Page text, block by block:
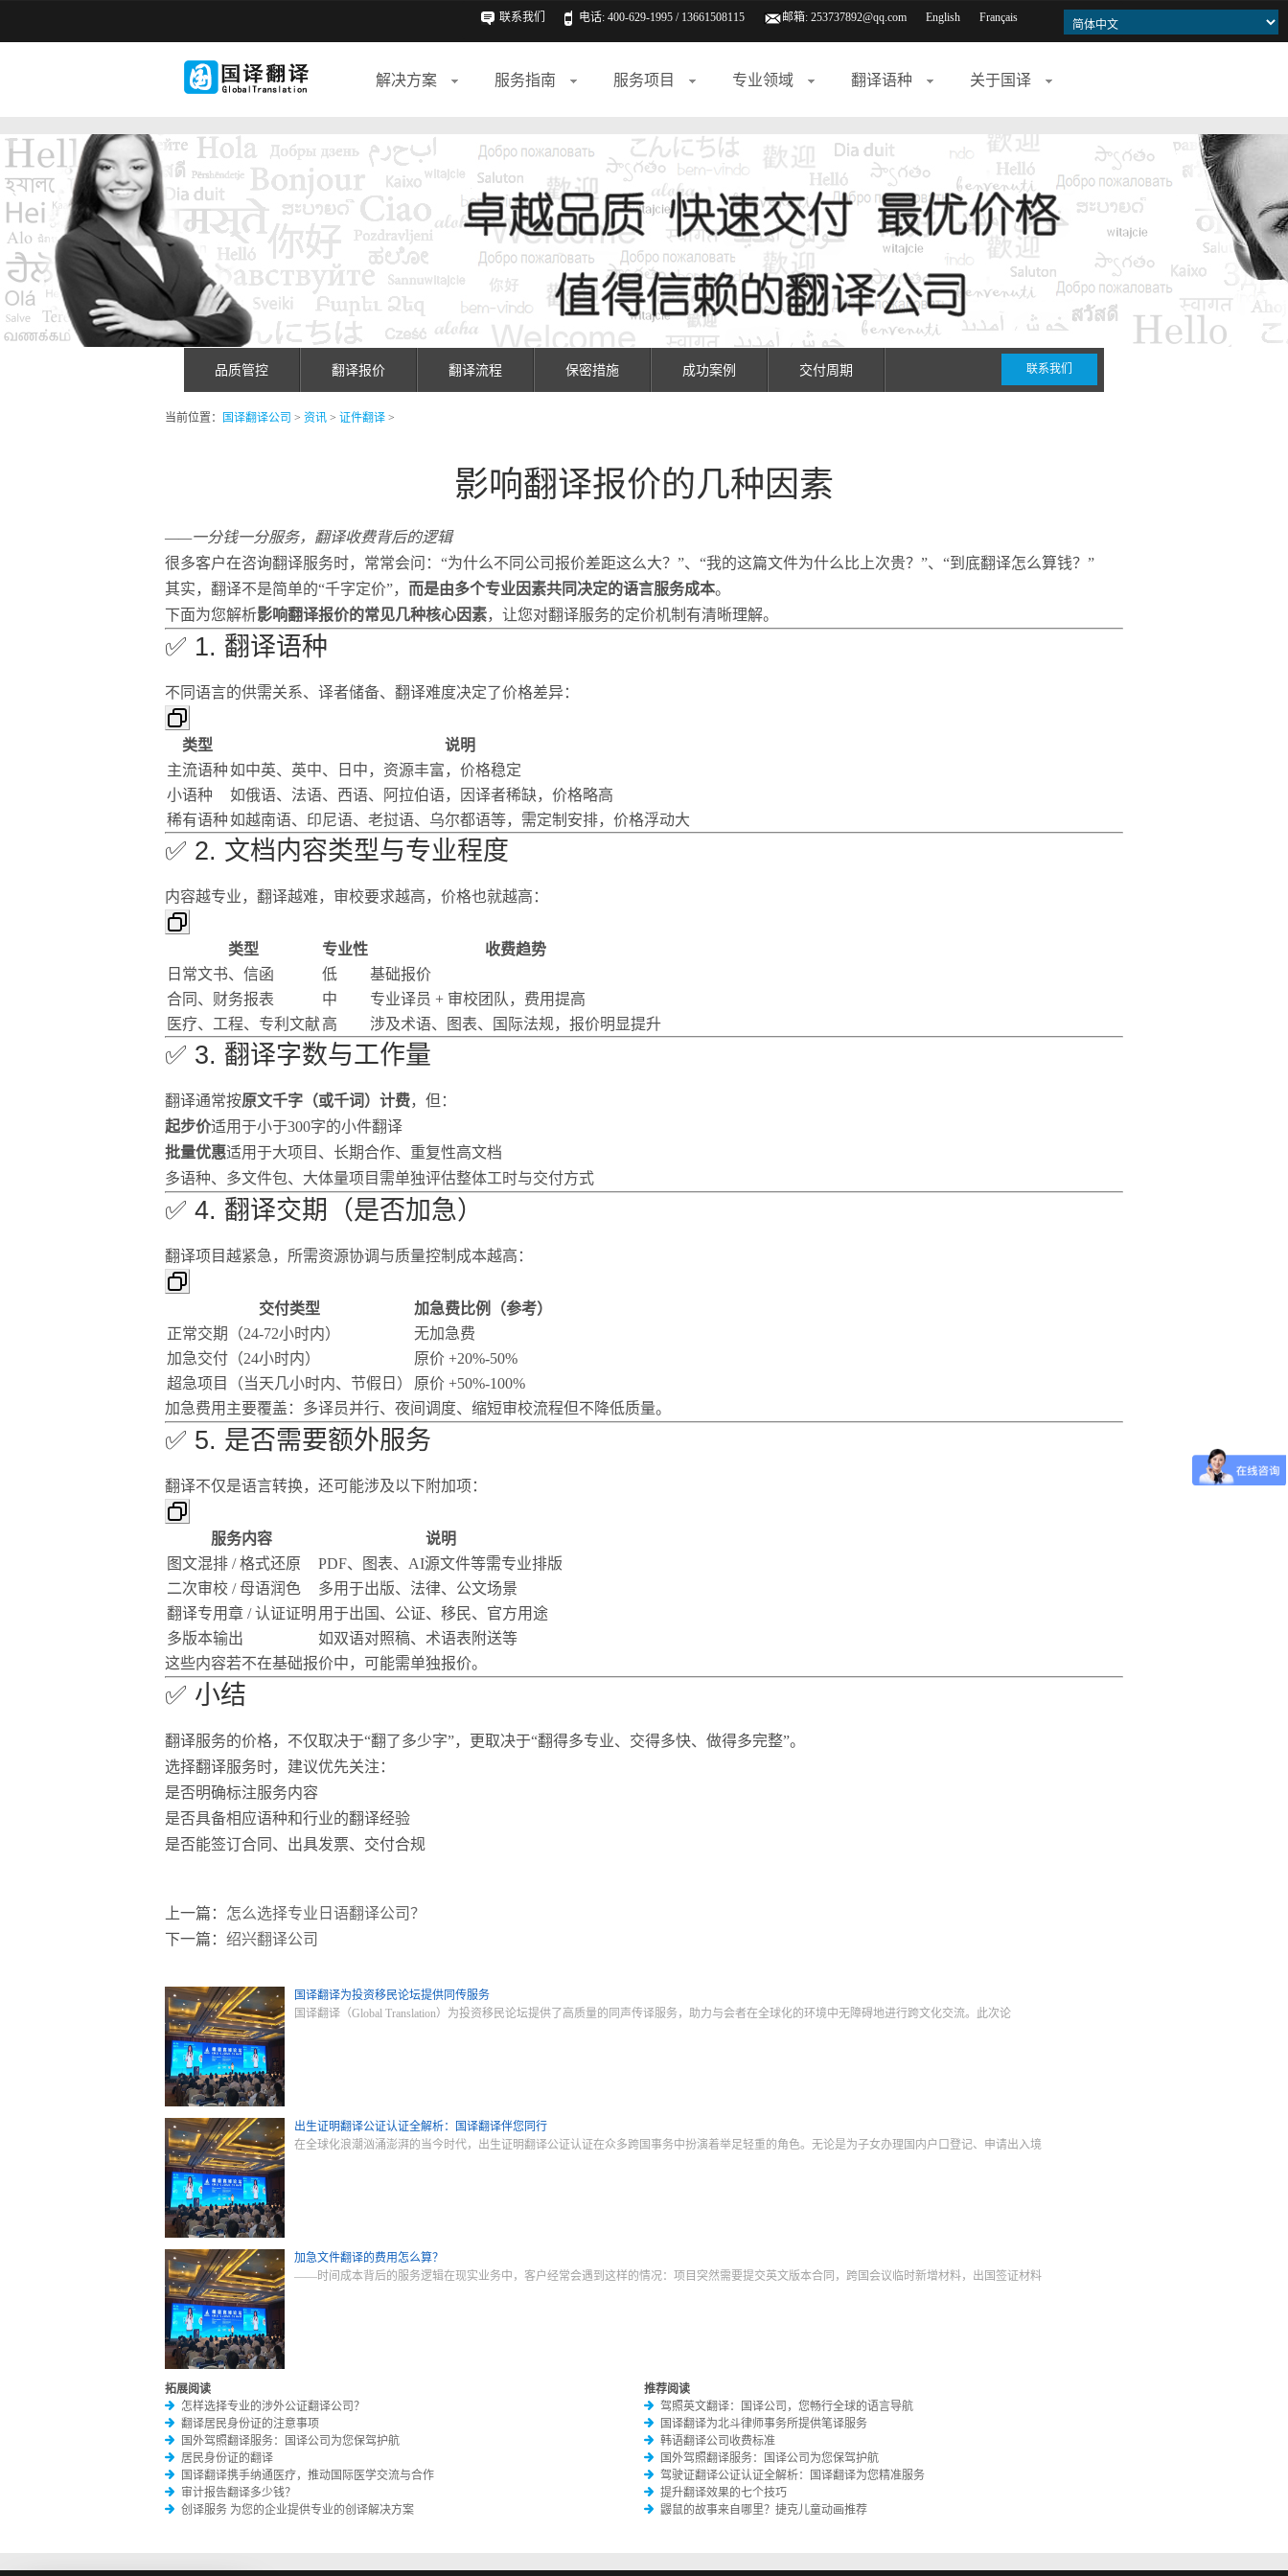
联系我们 电话: 400-629-1995 / 13661508115 邮箱: 253737892@qq.com English Français
解决方案 服务指南 服务项目 专业领域 翻译语种 关于国译
品质管控 翻译报价 翻译流程 保密措施 成功案例 交付周期 联系我们
当前位置： 国译翻译公司 > 资讯 > 证件翻译 >
影响翻译报价的几种因素
——一分钱一分服务，翻译收费背后的逻辑
很多客户在咨询翻译服务时，常常会问：“为什么不同公司报价差距这么大？”、“我的这篇文件为什么比上次贵？”、“到底翻译怎么算钱？”
其实，翻译不是简单的“千字定价”， 而是由多个专业因素共同决定的语言服务成本。
下面为您解析影响翻译报价的常见几种核心因素，让您对翻译服务的定价机制有清晰理解。
✅ 1. 翻译语种
不同语言的供需关系、译者储备、翻译难度决定了价格差异：
类型
说明
主流语种如中英、英中、日中，资源丰富，价格稳定
小语种
如俄语、法语、西语、阿拉伯语，因译者稀缺，价格略高
稀有语种如越南语、印尼语、老挝语、乌尔都语等，需定制安排，价格浮动大
✅ 2. 文档内容类型与专业程度
内容越专业，翻译越难，审校要求越高，价格也就越高：
类型 专业性
收费趋势
日常文书、信函
低
基础报价
合同、财务报表
中
专业译员 + 审校团队，费用提高
医疗、工程、专利文献高 涉及术语、图表、国际法规，报价明显提升
✅ 3. 翻译字数与工作量
翻译通常按原文千字（或千词）计费，但：
起步价适用于小于300字的小件翻译
批量优惠适用于大项目、长期合作、重复性高文档
多语种、多文件包、大体量项目需单独评估整体工时与交付方式
✅ 4. 翻译交期（是否加急）
翻译项目越紧急，所需资源协调与质量控制成本越高：
交付类型
加急费比例（参考）
正常交期（24-72小时内）
无加急费
加急交付（24小时内）
原价 +20%-50%
超急项目（当天几小时内、节假日）
原价 +50%-100%
加急费用主要覆盖：多译员并行、夜间调度、缩短审校流程但不降低质量。
✅ 5. 是否需要额外服务
翻译不仅是语言转换，还可能涉及以下附加项：
服务内容
说明
图文混排 / 格式还原
PDF、图表、AI源文件等需专业排版
二次审校 / 母语润色
多用于出版、法律、公文场景
翻译专用章 / 认证证明 用于出国、公证、移民、官方用途
多版本输出
如双语对照稿、术语表附送等
这些内容若不在基础报价中，可能需单独报价。
✅ 小结
翻译服务的价格，不仅取决于“翻了多少字”，更取决于“翻得多专业、交得多快、做得多完整”。
选择翻译服务时，建议优先关注：
是否明确标注服务内容
是否具备相应语种和行业的翻译经验
是否能签订合同、出具发票、交付合规
上一篇： 怎么选择专业日语翻译公司？
下一篇： 绍兴翻译公司
国译翻译为投资移民论坛提供同传服务
国译翻译（Global Translation）为投资移民论坛提供了高质量的同声传译服务，助力与会者在全球化的环境中无障碍地进行跨文化交流。此次论
出生证明翻译公证认证全解析：国译翻译伴您同行
在全球化浪潮汹涌澎湃的当今时代，出生证明翻译公证认证在众多跨国事务中扮演着举足轻重的角色。无论是为子女办理国内户口登记、申请出入境
加急文件翻译的费用怎么算？
——时间成本背后的服务逻辑在现实业务中，客户经常会遇到这样的情况：项目突然需要提交英文版本合同，跨国会议临时新增材料，出国签证材料
拓展阅读
怎样选择专业的涉外公证翻译公司？
翻译居民身份证的注意事项
国外驾照翻译服务：国译公司为您保驾护航
居民身份证的翻译
国译翻译携手纳通医疗，推动国际医学交流与合作
审计报告翻译多少钱？
创译服务 为您的企业提供专业的创译解决方案
推荐阅读
驾照英文翻译：国译公司，您畅行全球的语言导航
国译翻译为北斗律师事务所提供笔译服务
韩语翻译公司收费标准
国外驾照翻译服务：国译公司为您保驾护航
驾驶证翻译公证认证全解析：国译翻译为您精准服务
提升翻译效果的七个技巧
鼹鼠的故事来自哪里？捷克儿童动画推荐